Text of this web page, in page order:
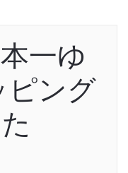
一ゆ
ピング